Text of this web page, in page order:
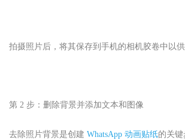
拍摄照片后，将其保存到手机的相机胶卷中以供
第 2 步：删除背景并添加文本和图像
去除照片背景是创建 WhatsApp 动画贴纸的关